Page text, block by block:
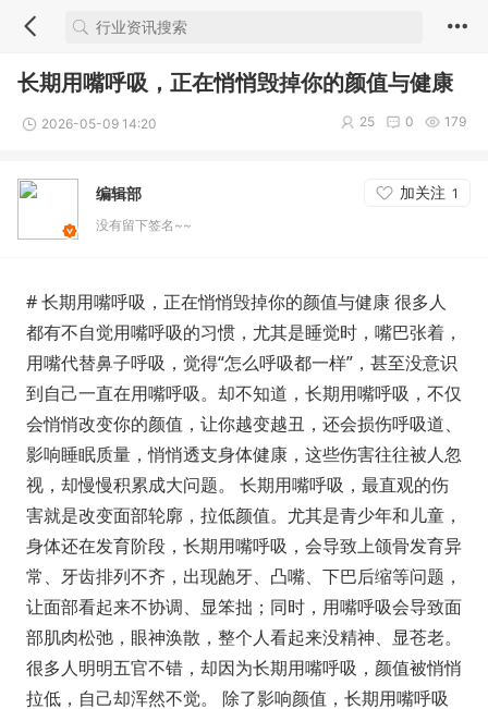
长期用嘴呼吸，正在悄悄毁掉你的颜值与健康
2026-05-09 14:20 179
0
25
编辑部 加关注 1
没有留下签名~~
# 长期用嘴呼吸，正在悄悄毁掉你的颜值与健康 很多人
都有不自觉用嘴呼吸的习惯，尤其是睡觉时，嘴巴张着，
用嘴代替鼻子呼吸，觉得“怎么呼吸都一样”，甚至没意识
到自己一直在用嘴呼吸。却不知道，长期用嘴呼吸，不仅
会悄悄改变你的颜值，让你越变越丑，还会损伤呼吸道、
影响睡眠质量，悄悄透支身体健康，这些伤害往往被人忽
视，却慢慢积累成大问题。 长期用嘴呼吸，最直观的伤
害就是改变面部轮廓，拉低颜值。尤其是青少年和儿童，
身体还在发育阶段，长期用嘴呼吸，会导致上颌骨发育异
常、牙齿排列不齐，出现龅牙、凸嘴、下巴后缩等问题，
让面部看起来不协调、显笨拙；同时，用嘴呼吸会导致面
部肌肉松弛，眼神涣散，整个人看起来没精神、显苍老。
很多人明明五官不错，却因为长期用嘴呼吸，颜值被悄悄
拉低，自己却浑然不觉。 除了影响颜值，长期用嘴呼吸